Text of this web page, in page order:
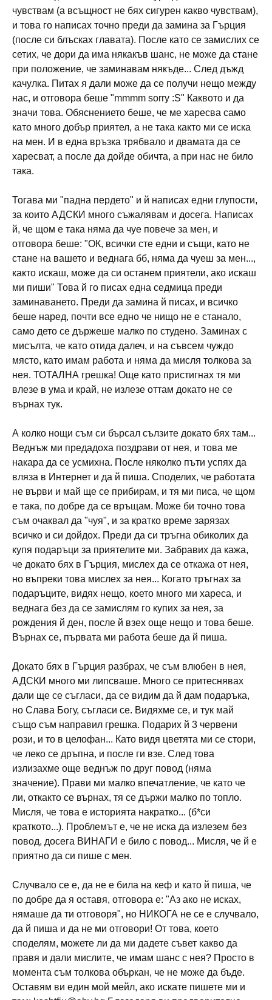
чувствам (а всъщност не бях сигурен какво чувствам),
и това го написах точно преди да замина за Гърция
(после си блъсках главата). После като се замислих се
сетих, че дори да има някакъв шанс, не може да стане
при положение, че заминавам някъде... След дъжд
качулка. Питах я дали може да се получи нещо между
нас, и отговора беше "mmmm sorry :S" Каквото и да
значи това. Обяснението беше, че ме харесва само
като много добър приятел, а не така както ми се иска
на мен. И в една връзка трябвало и двамата да се
харесват, а после да дойде обичта, а при нас не било
така.
Тогава ми "падна пердето" и й написах едни глупости,
за които АДСКИ много съжалявам и досега. Написах
й, че щом е така няма да чуе повече за мен, и
отговора беше: "ОК, всички сте едни и същи, като не
стане на вашето и веднага бб, няма да чуеш за мен...,
както искаш, може да си останем приятели, ако искаш
ми пиши" Това й го писах една седмица преди
заминаването. Преди да замина й писах, и всичко
беше наред, почти все едно че нищо не е станало,
само дето се държеше малко по студено. Заминах с
мисълта, че като отида далеч, и на съвсем чуждо
място, като имам работа и няма да мисля толкова за
нея. ТОТАЛНА грешка! Още като пристигнах тя ми
влезе в ума и край, не излезе оттам докато не се
върнах тук.
А колко нощи съм си бърсал сълзите докато бях там...
Веднъж ми предадоха поздрави от нея, и това ме
накара да се усмихна. После няколко пъти успях да
вляза в Интернет и да й пиша. Споделих, че работата
не върви и май ще се прибирам, и тя ми писа, че щом
е така, по добре да се връщам. Може би точно това
съм очаквал да "чуя", и за кратко време зарязах
всичко и си дойдох. Преди да си тръгна обиколих да
купя подаръци за приятелите ми. Забравих да кажа,
че докато бях в Гърция, мислех да се откажа от нея,
но въпреки това мислех за нея... Когато тръгнах за
подаръците, видях нещо, което много ми хареса, и
веднага без да се замислям го купих за нея, за
рождения й ден, после й взех още нещо и това беше.
Върнах се, първата ми работа беше да й пиша.
Докато бях в Гърция разбрах, че съм влюбен в нея,
АДСКИ много ми липсваше. Много се притеснявах
дали ще се съгласи, да се видим да й дам подаръка,
но Слава Богу, съгласи се. Видяхме се, и тук май
също съм направил грешка. Подарих й 3 червени
рози, и то в целофан... Като видя цветята ми се стори,
че леко се дръпна, и после ги взе. След това
излизахме още веднъж по друг повод (няма
значение). Прави ми малко впечатление, че като че
ли, откакто се върнах, тя се държи малко по топло.
Мисля, че това е историята накратко... (б*си
краткото...). Проблемът е, че не иска да излезем без
повод, досега ВИНАГИ е било с повод... Мисля, че й е
приятно да си пише с мен.
Случвало се е, да не е била на кеф и като й пиша, че
по добре да я оставя, отговора е: "Аз ако не исках,
нямаше да ти отговоря", но НИКОГА не се е случвало,
да й пиша и да не ми отговори! От това, което
споделям, можете ли да ми дадете съвет какво да
правя и дали мислите, че имам шанс с нея? Просто в
момента съм толкова объркан, че не може да бъде.
Оставям ви един мой мейл, ако искате пишете ми и